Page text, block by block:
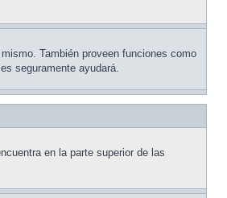
También proveen funciones como
seguramente ayudará.
en la parte superior de las